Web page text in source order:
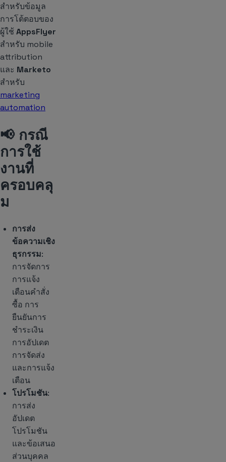
สำหรับข้อมูล
การโต้ตอบของ
ผู้ใช้ AppsFlyer
สำหรับ mobile
attribution
และ Marketo
สำหรับ
marketing
automation
📢 กรณี
การใช้
งานที่
ครอบคลุ
ม
การส่ง
ข้อความเชิง
ธุรกรรม:
การจัดการ
การแจ้ง
เตือนคำสั่ง
ซื้อ การ
ยืนยันการ
ชำระเงิน
การอัปเดต
การจัดส่ง
และการแจ้ง
เตือน
โปรโมชัน:
การส่ง
อัปเดต
โปรโมชัน
และข้อเสนอ
ส่วนบุคคล